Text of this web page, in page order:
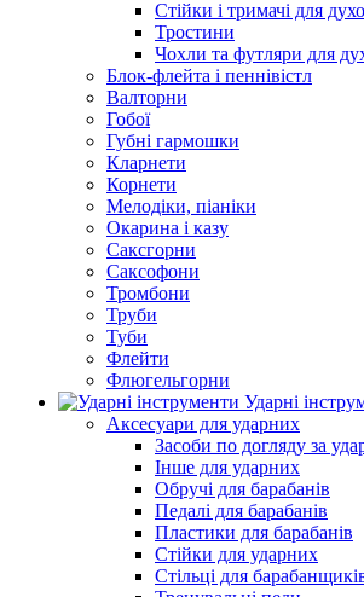
Стійки і тримачі для
Тростини
Чохли та футляри для
Блок-флейта і пеннівістл
Валторни
Гобої
Губні гармошки
Кларнети
Корнети
Мелодіки, піаніки
Окарина і казу
Саксгорни
Саксофони
Тромбони
Труби
Туби
Флейти
Флюгельгорни
Ударні
Аксесуари для ударних
Засоби по догляду за
Інше для ударних
Обручі для барабанів
Педалі для барабанів
Пластики для барабанів
Стійки для ударних
Стільці для